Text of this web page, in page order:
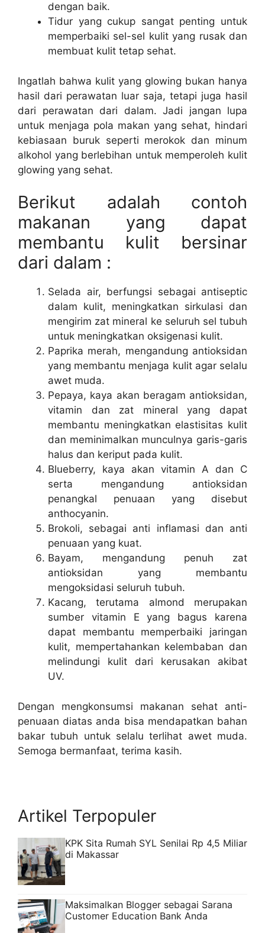
dengan baik.
Tidur yang cukup sangat penting untuk
memperbaiki sel-sel kulit yang rusak dan
membuat kulit tetap sehat.
Ingatlah bahwa kulit yang glowing bukan hanya
hasil dari perawatan luar saja, tetapi juga hasil
dari perawatan dari dalam. Jadi jangan lupa
untuk menjaga pola makan yang sehat, hindari
kebiasaan buruk seperti merokok dan minum
alkohol yang berlebihan untuk memperoleh kulit
glowing yang sehat.
Berikut adalah contoh
makanan yang dapat
membantu kulit bersinar
dari dalam :
Selada air, berfungsi sebagai antiseptic
dalam kulit, meningkatkan sirkulasi dan
mengirim zat mineral ke seluruh sel tubuh
untuk meningkatkan oksigenasi kulit.
Paprika merah, mengandung antioksidan
yang membantu menjaga kulit agar selalu
awet muda.
Pepaya, kaya akan beragam antioksidan,
vitamin dan zat mineral yang dapat
membantu meningkatkan elastisitas kulit
dan meminimalkan munculnya garis-garis
halus dan keriput pada kulit.
Blueberry, kaya akan vitamin A dan C
serta mengandung antioksidan
penangkal penuaan yang disebut
anthocyanin.
Brokoli, sebagai anti inflamasi dan anti
penuaan yang kuat.
Bayam, mengandung penuh zat
antioksidan yang membantu
mengoksidasi seluruh tubuh.
Kacang, terutama almond merupakan
sumber vitamin E yang bagus karena
dapat membantu memperbaiki jaringan
kulit, mempertahankan kelembaban dan
melindungi kulit dari kerusakan akibat
UV.
Dengan mengkonsumsi makanan sehat anti-
penuaan diatas anda bisa mendapatkan bahan
bakar tubuh untuk selalu terlihat awet muda.
Semoga bermanfaat, terima kasih.
Artikel Terpopuler
KPK Sita Rumah SYL Senilai Rp 4,5 Miliar
di Makassar
Maksimalkan Blogger sebagai Sarana
Customer Education Bank Anda